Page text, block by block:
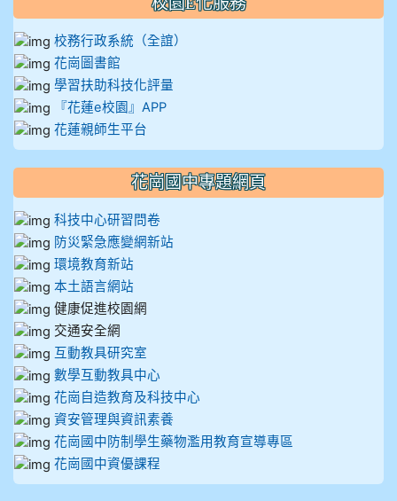
校務行政系統（全誼）
花崗圖書館
學習扶助科技化評量
『花蓮e校園』APP
花蓮親師生平台
花崗國中專題網頁
科技中心研習問卷
防災緊急應變網新站
環境教育新站
本土語言網站
健康促進校園網
交通安全網
互動教具研究室
數學互動教具中心
花崗自造教育及科技中心
資安管理與資訊素養
花崗國中防制學生藥物濫用教育宣導專區
花崗國中資優課程